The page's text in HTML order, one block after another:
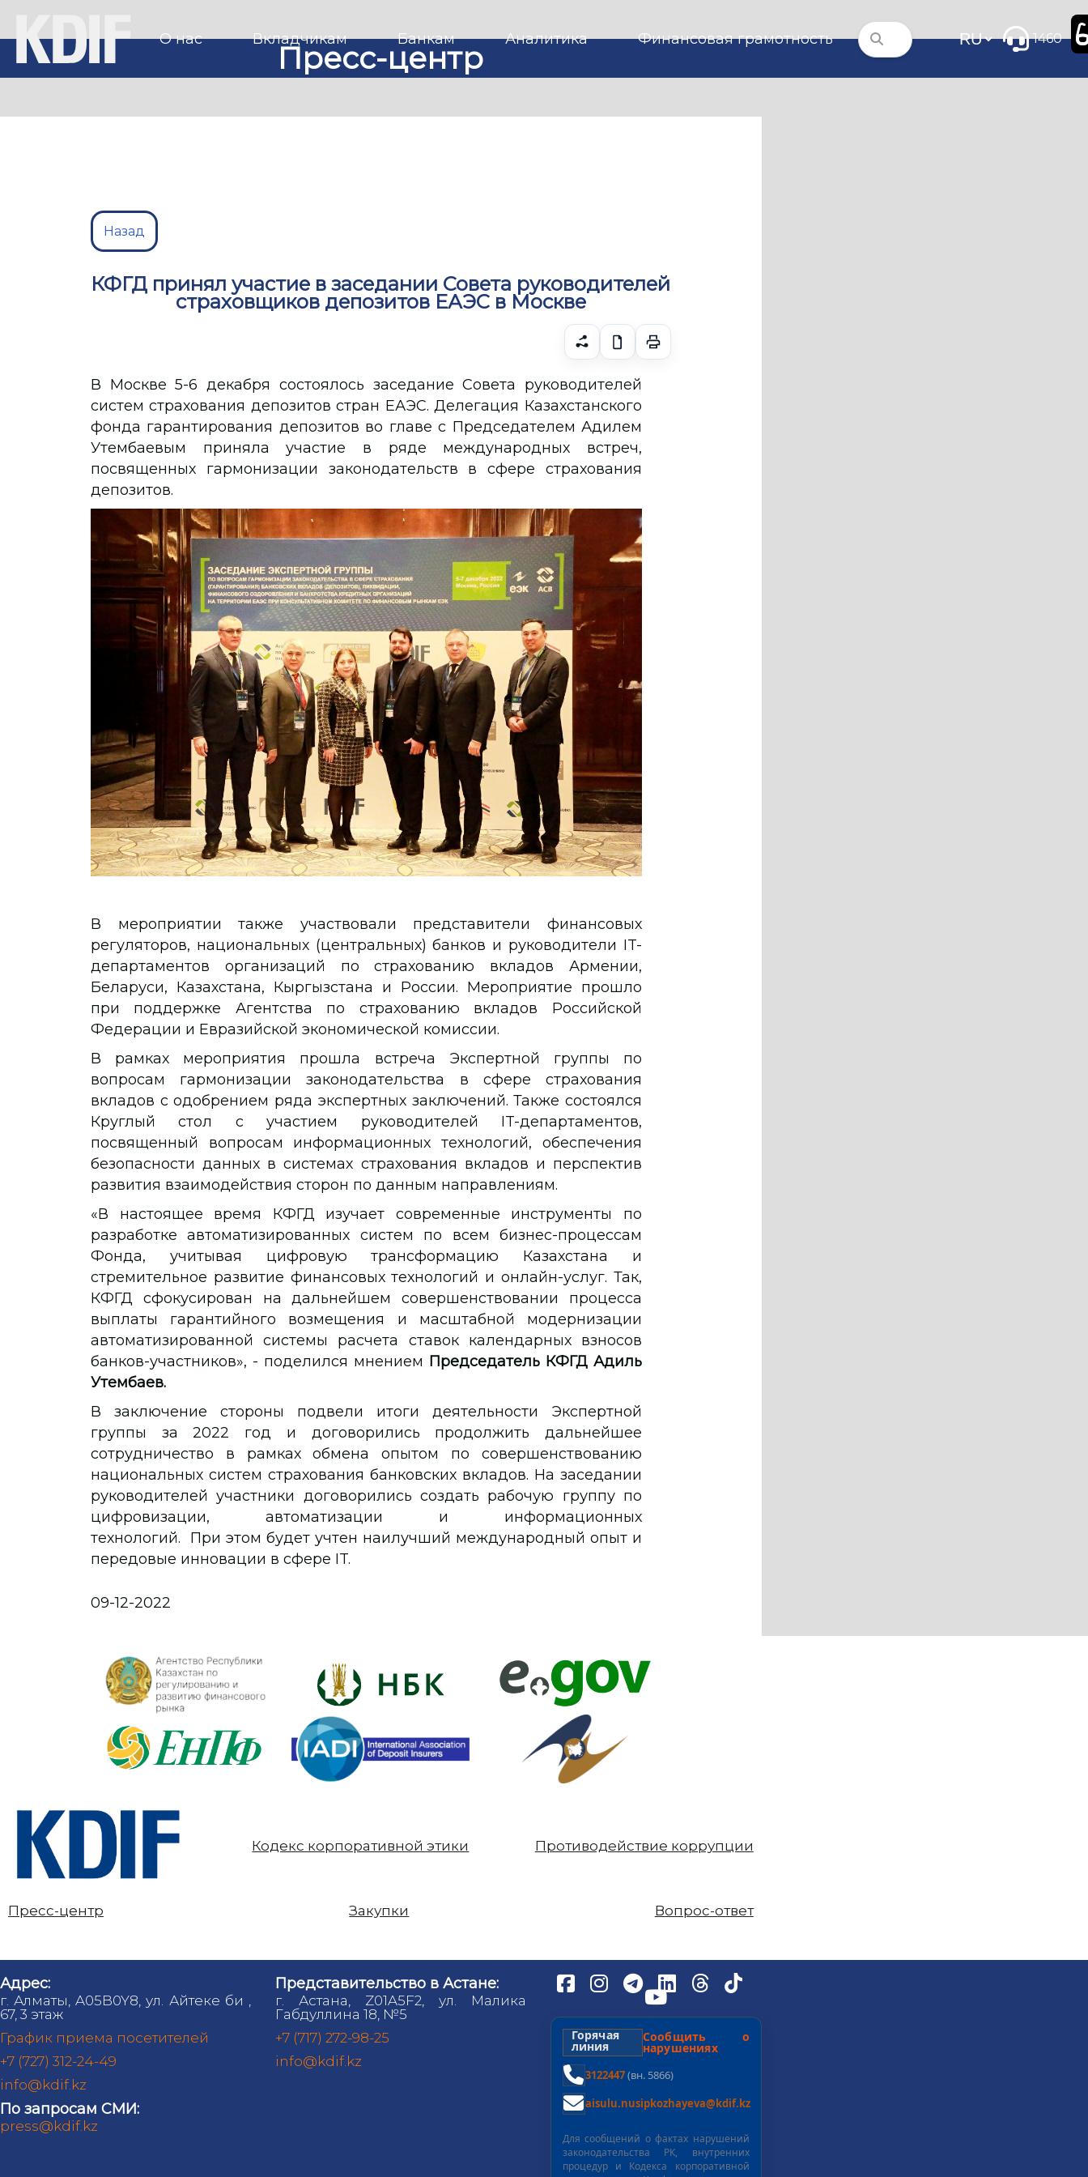
О нас Вкладчикам Банкам Аналитика Финансовая грамотность 1460
Пресс-центр
Назад
КФГД принял участие в заседании Совета руководителей
страховщиков депозитов ЕАЭС в Москве
В Москве 5-6 декабря состоялось заседание Совета руководителей
систем страхования депозитов стран ЕАЭС. Делегация Казахстанского
фонда гарантирования депозитов во главе с Председателем Адилем
Утембаевым приняла участие в ряде международных встреч,
посвященных гармонизации законодательств в сфере страхования
депозитов.
В мероприятии также участвовали представители финансовых
регуляторов, национальных (центральных) банков и руководители IT-
департаментов организаций по страхованию вкладов Армении,
Беларуси, Казахстана, Кыргызстана и России. Мероприятие прошло
при поддержке Агентства по страхованию вкладов Российской
Федерации и Евразийской экономической комиссии.
В рамках мероприятия прошла встреча Экспертной группы по
вопросам гармонизации законодательства в сфере страхования
вкладов с одобрением ряда экспертных заключений. Также состоялся
Круглый стол с участием руководителей IT-департаментов,
посвященный вопросам информационных технологий, обеспечения
безопасности данных в системах страхования вкладов и перспектив
развития взаимодействия сторон по данным направлениям.
«В настоящее время КФГД изучает современные инструменты по
разработке автоматизированных систем по всем бизнес-процессам
Фонда, учитывая цифровую трансформацию Казахстана и
стремительное развитие финансовых технологий и онлайн-услуг. Так,
КФГД сфокусирован на дальнейшем совершенствовании процесса
выплаты гарантийного возмещения и масштабной модернизации
автоматизированной системы расчета ставок календарных взносов
банков-участников», - поделился мнением Председатель КФГД Адиль
Утембаев.
В заключение стороны подвели итоги деятельности Экспертной
группы за 2022 год и договорились продолжить дальнейшее
сотрудничество в рамках обмена опытом по совершенствованию
национальных систем страхования банковских вкладов. На заседании
руководителей участники договорились создать рабочую группу по
цифровизации, автоматизации и информационных
технологий. При этом будет учтен наилучший международный опыт и
передовые инновации в сфере IT.
09-12-2022
Кодекс корпоративной этики Противодействие коррупции
Пресс-центр Закупки Вопрос-ответ
Адрес:
г. Алматы, A05B0Y8, ул. Айтеке би ,
67, 3 этаж
График приема посетителей
+7 (727) 312-24-49
info@kdif.kz
По запросам СМИ:
press@kdif.kz
Представительство в Астане:
г. Астана, Z01A5F2, ул. Малика
Габдуллина 18, №5
+7 (717) 272-98-25
info@kdif.kz
Горячая
линия
Сообщить о
нарушениях
3122447(вн. 5866)
aisulu.nusipkozhayeva@kdif.kz
Для сообщений о фактах нарушений
законодательства РК, внутренних
процедур и Кодекса корпоративной